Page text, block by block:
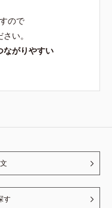
ので
い。
ながりやすい
す